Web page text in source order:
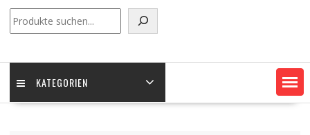
KATEGORIEN